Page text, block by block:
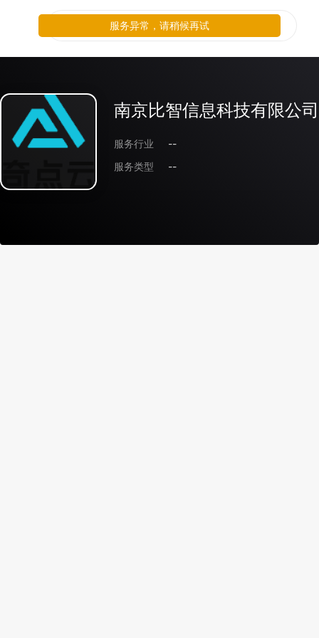
南京比智信息科技有限公司
服务行业
--
服务类型
--
服务异常，请稍候再试